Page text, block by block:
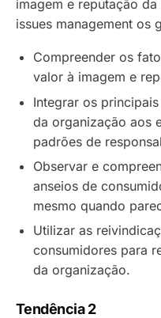
imagem e reputação
issues management os
Compreender os
valor à imagem e
Integrar os
da organização aos
padrões de
Observar e
anseios de
mesmo quando
Utilizar as
consumidores para
da organização.
Tendência 2